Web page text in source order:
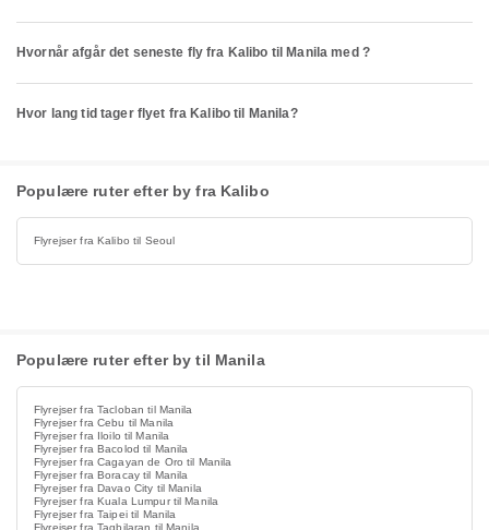
Hvornår afgår det seneste fly fra Kalibo til Manila med ?
Hvor lang tid tager flyet fra Kalibo til Manila?
Populære ruter efter by fra Kalibo
Flyrejser fra Kalibo til Seoul
Populære ruter efter by til Manila
Flyrejser fra Tacloban til Manila
Flyrejser fra Cebu til Manila
Flyrejser fra Iloilo til Manila
Flyrejser fra Bacolod til Manila
Flyrejser fra Cagayan de Oro til Manila
Flyrejser fra Boracay til Manila
Flyrejser fra Davao City til Manila
Flyrejser fra Kuala Lumpur til Manila
Flyrejser fra Taipei til Manila
Flyrejser fra Tagbilaran til Manila